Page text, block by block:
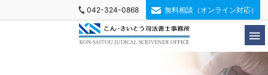

042-324-0868 無料相談（オンライン対応）